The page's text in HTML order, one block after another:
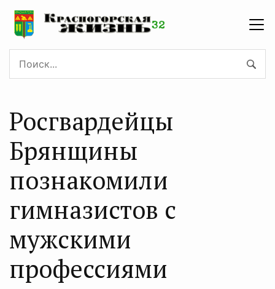
Росгвардейцы
Брянщины
познакомили
гимназистов с
мужскими
профессиями